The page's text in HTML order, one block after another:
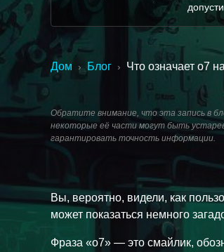
Дом › Блог › Что означает o7
Обратите внимание, что эта запись в
некоторые её части могут быть
гарантировать точность информации.
Вы, вероятно, видели, как
может показаться немного
Фраза «o7» — это смайлик,